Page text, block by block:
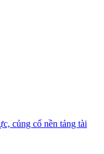
củng cố nền tảng tài